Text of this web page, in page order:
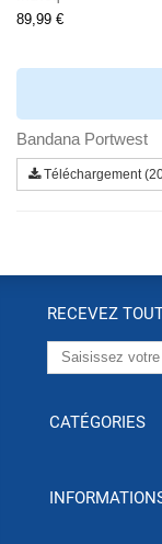
89,99 €
Bandana Portwest
Téléchargement
RECEVEZ
CATÉGORIES